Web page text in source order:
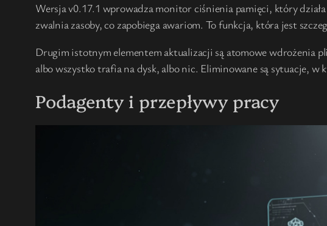
Wersja v0.17.1 wprowadza monitor ciśnienia pamięci, który
zwalnia zasoby, co zapobiega awariom. To funkcja, która jest
Drugim istotnym elementem aktualizacji są atomowe wdrożenia
albo wszystko trafia na dysk, albo nic. Eliminowane są sytuacje,
Podagenty i przepływy pracy